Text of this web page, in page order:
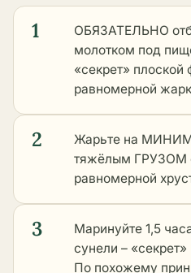
1
ОБЯЗАТЕЛЬНО
молотком под
«секрет»
равномерной
2
Жарьте на
тяжёлым ГРУЗОМ
равномерной
3
Маринуйте 1,5
сунели –
По похожему